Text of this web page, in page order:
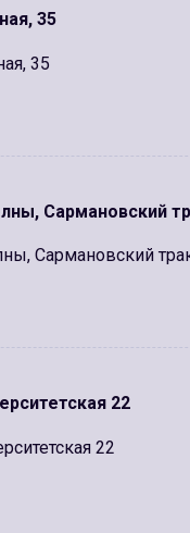
35
35
Сармановский
Сармановский
22
22